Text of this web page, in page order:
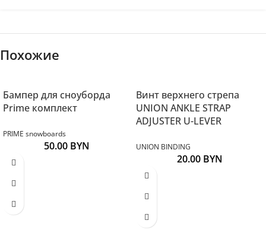
Похожие
Бампер для сноуборда
Prime комплект
PRIME snowboards
50.00 BYN
Винт верхнего стрепа
UNION ANKLE STRAP
ADJUSTER U-LEVER
UNION BINDING
20.00 BYN